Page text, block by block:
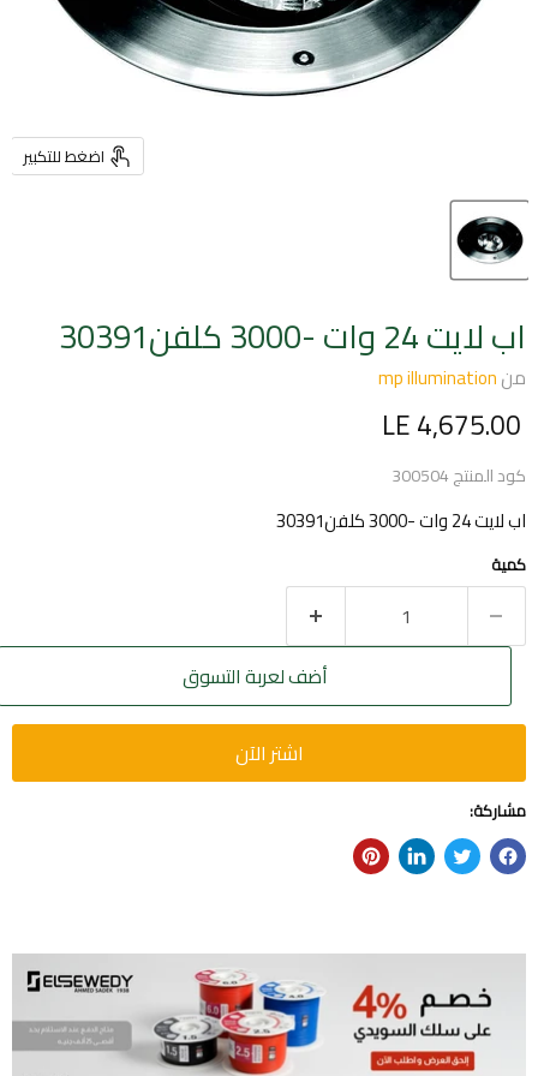
اضغط للتكبير
اب لايت 24 وات -3000 كلفن30391
منmp illumination
السعر الحالي
LE 4,675.00
كود المنتج300504
اب لايت 24 وات -3000 كلفن30391
كمية
أضف لعربة التسوق
اشتر الآن
مشاركة: